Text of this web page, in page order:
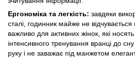
Ергономіка та легкість: завдяки
сталі, годинник майже не
важливо для активних жінок, які
інтенсивного тренування вранці до
руку і не заважає під манжетом